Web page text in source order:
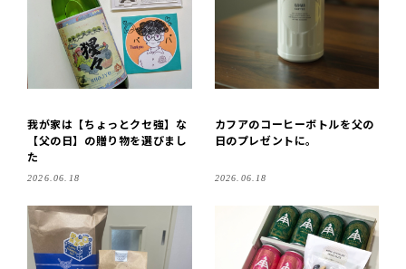
我が家は【ちょっとクセ強】な
【父の日】の贈り物を選びまし
た
2026.06.18
カフアのコーヒーボトルを父の
日のプレゼントに。
2026.06.18